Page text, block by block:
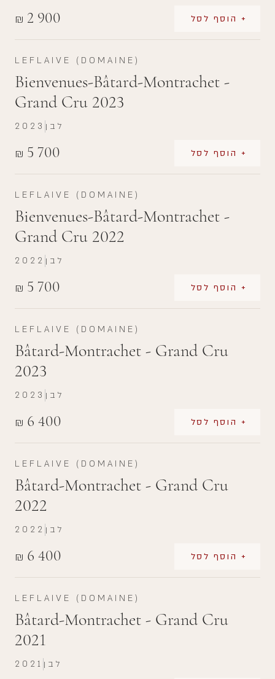
₪ 2 900 + הוסף לסל
LEFLAIVE (DOMAINE)
Bienvenues-Bâtard-Montrachet -
Grand Cru 2023
₪ 5 700 + הוסף לסל
2023 לבן
LEFLAIVE (DOMAINE)
Bienvenues-Bâtard-Montrachet -
Grand Cru 2022
₪ 5 700 + הוסף לסל
2022 לבן
LEFLAIVE (DOMAINE)
Bâtard-Montrachet - Grand Cru
2023
₪ 6 400 + הוסף לסל
2023 לבן
LEFLAIVE (DOMAINE)
Bâtard-Montrachet - Grand Cru
2022
₪ 6 400 + הוסף לסל
2022 לבן
LEFLAIVE (DOMAINE)
Bâtard-Montrachet - Grand Cru
2021
2021 לבן